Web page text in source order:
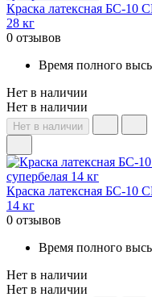
Краска латексная БС-
28 кг
0 отзывов
Время полного
Нет в наличии
Нет в наличии
Нет в наличии
Краска латексная БС-
14 кг
0 отзывов
Время полного
Нет в наличии
Нет в наличии